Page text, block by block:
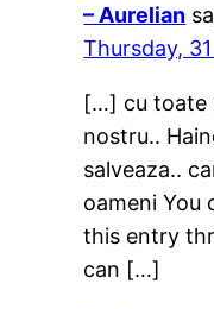
– Aurelian
Thursday,
[…] cu toate
nostru..
salveaza..
oameni You
this entry
can […]